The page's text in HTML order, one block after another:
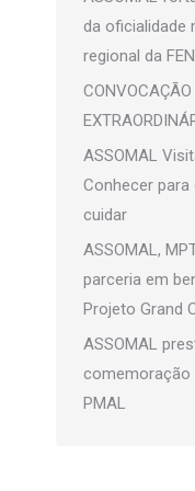
da oficialidade
regional da
ASSOMAL
Conhecer para
cuidar
ASSOMAL,
parceria em
Projeto Grand
ASSOMAL
comemoração
PMAL